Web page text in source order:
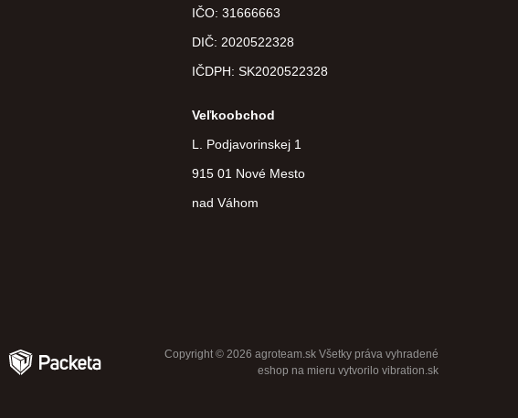
IČO: 31666663
DIČ: 2020522328
IČDPH: SK2020522328
Veľkoobchod
L. Podjavorinskej 1
915 01 Nové Mesto
nad Váhom
Copyright © 2026 agroteam.sk Všetky práva vyhradené
eshop na mieru vytvorilo vibration.sk